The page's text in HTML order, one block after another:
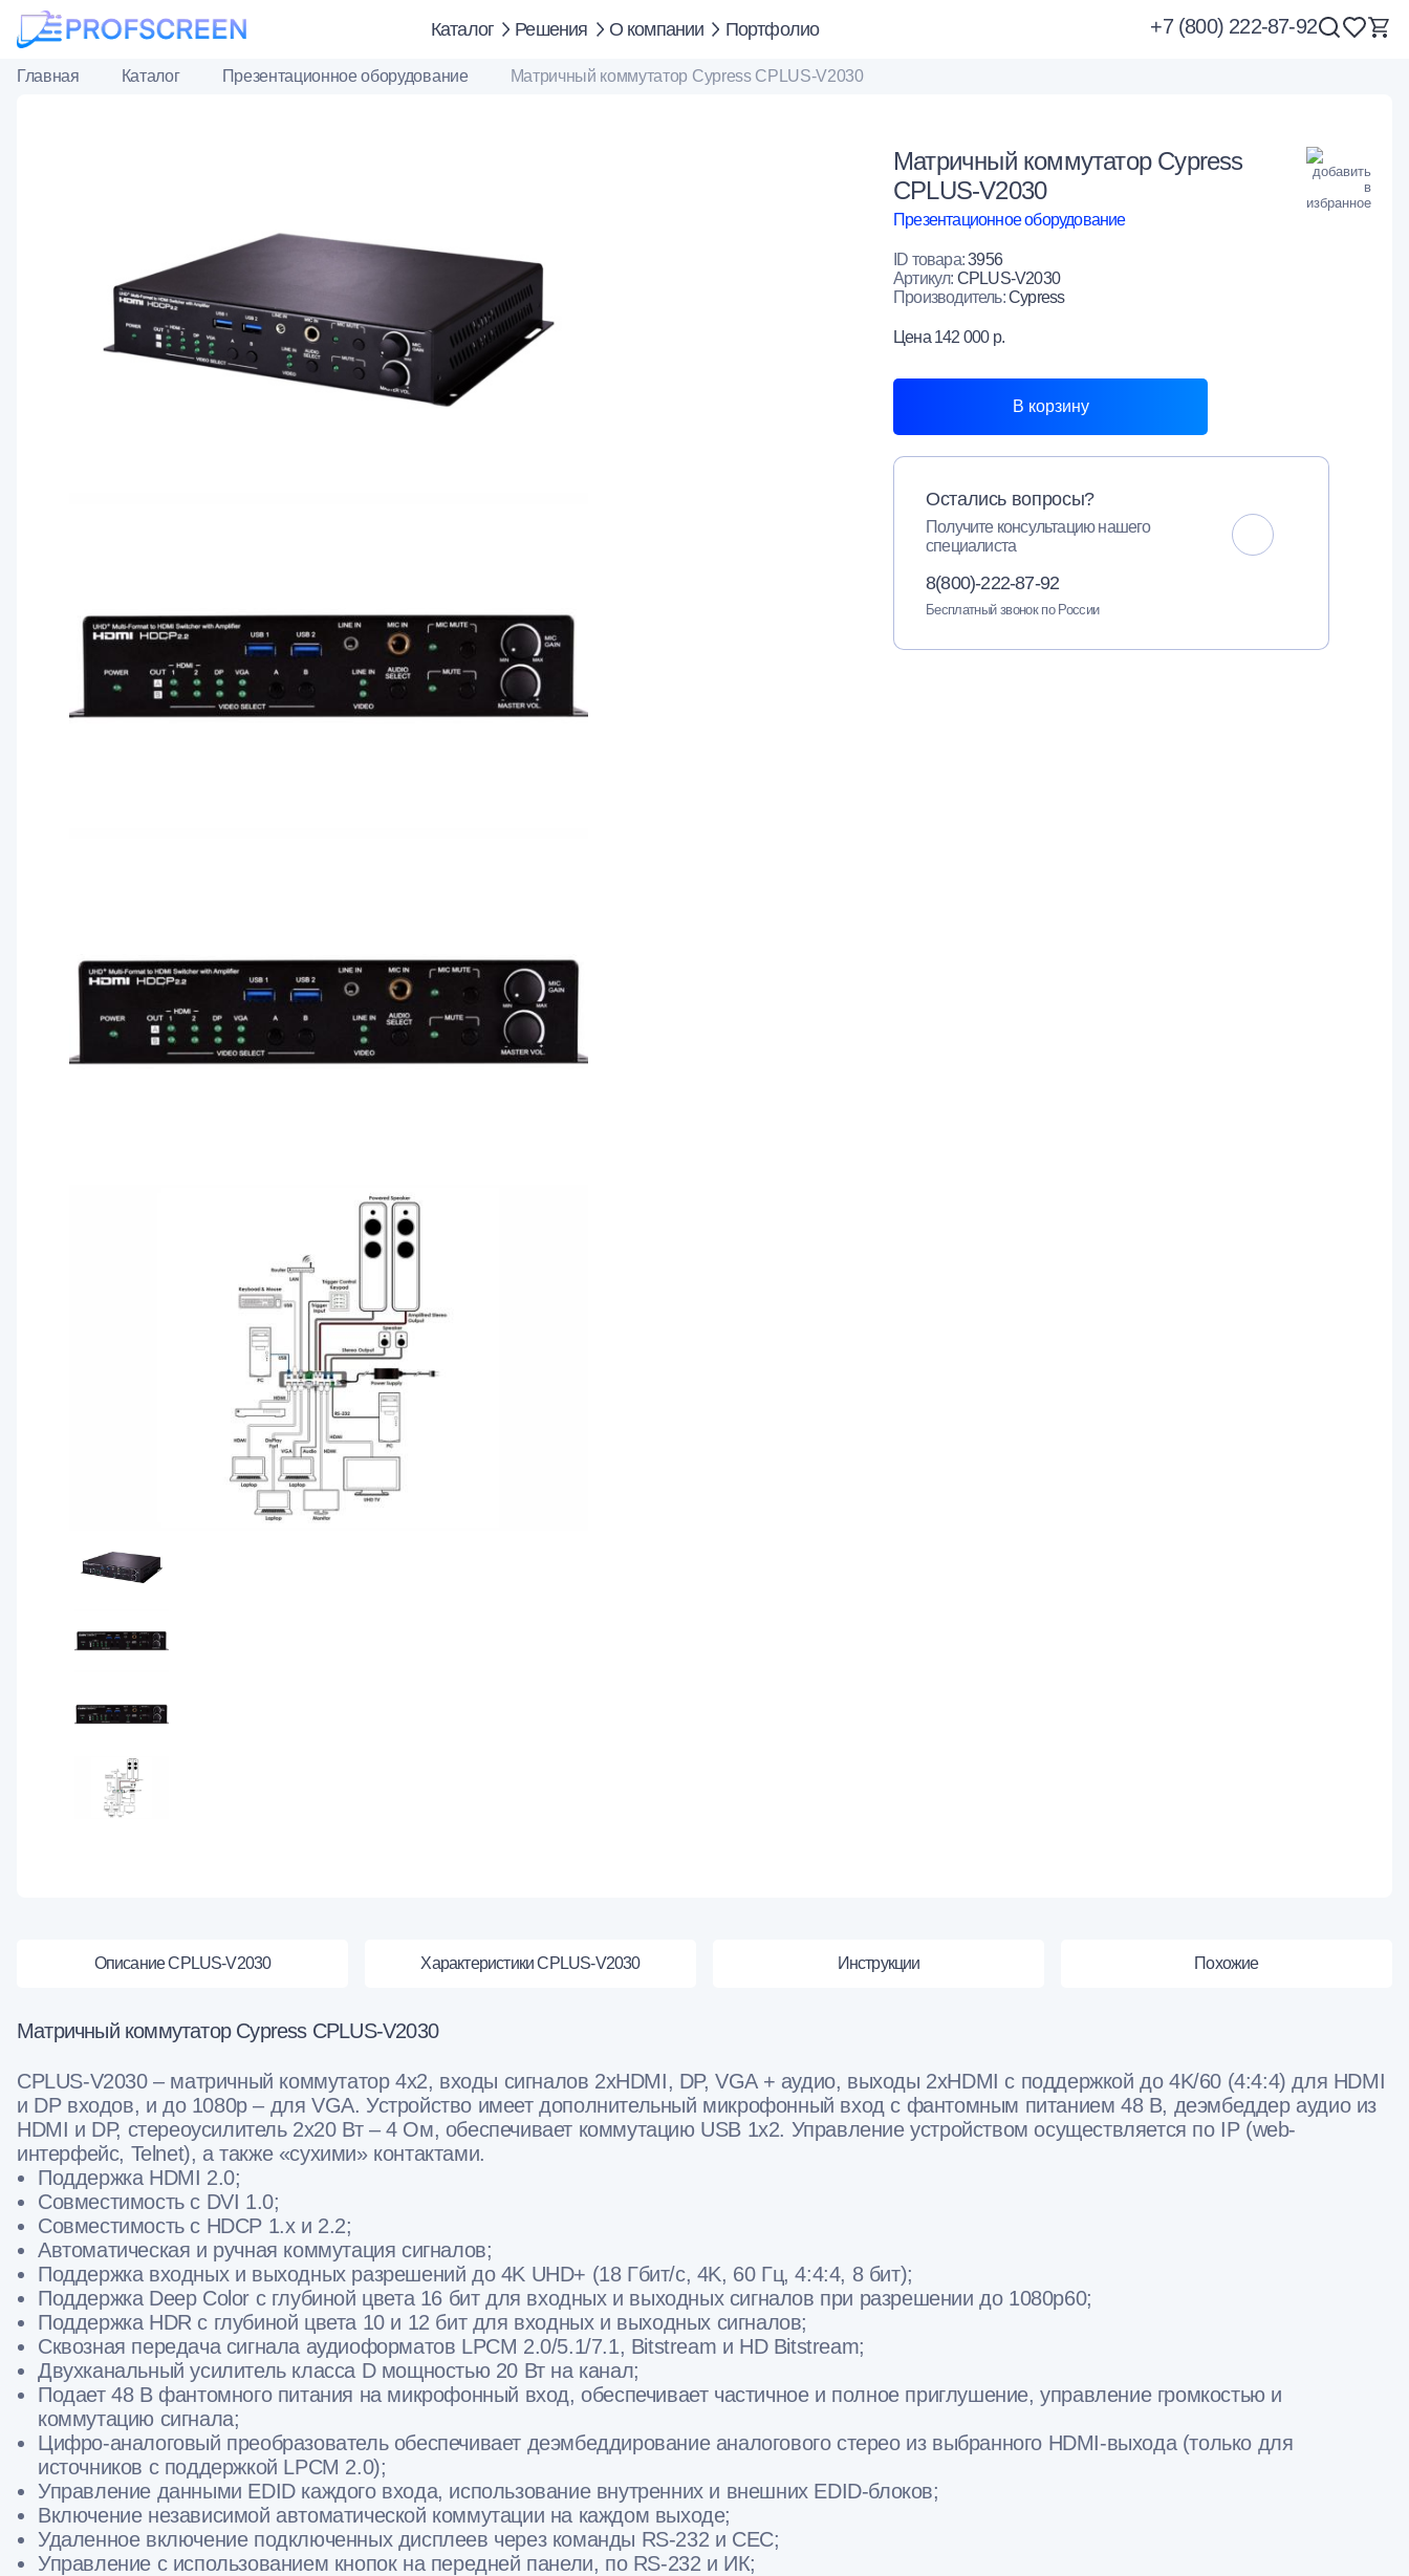
Каталог Решения О компании Портфолио +7 (800) 222-87-92
Главная Каталог Презентационное оборудование Матричный коммутатор Cypress CPLUS-V2030
Матричный коммутатор Cypress
CPLUS-V2030
Презентационное оборудование
ID товара:3956
Артикул: CPLUS-V2030
Производитель:Cypress
Цена 142 000 р.
В корзину
Остались вопросы?
Получите консультацию нашего
специалиста
8(800)-222-87-92
Бесплатный звонок по России
Описание CPLUS-V2030 Характеристики CPLUS-V2030 Инструкции Похожие
Матричный коммутатор Cypress CPLUS-V2030
CPLUS-V2030 – матричный коммутатор 4x2, входы сигналов 2xHDMI, DP, VGA + аудио, выходы 2xHDMI с поддержкой до 4K/60 (4:4:4) для HDMI
и DP входов, и до 1080p – для VGA. Устройство имеет дополнительный микрофонный вход с фантомным питанием 48 В, деэмбеддер аудио из
HDMI и DP, стереоусилитель 2х20 Вт – 4 Ом, обеспечивает коммутацию USB 1x2. Управление устройством осуществляется по IP (web-
интерфейс, Telnet), а также «сухими» контактами.
Поддержка HDMI 2.0;
Совместимость с DVI 1.0;
Совместимость с HDCP 1.x и 2.2;
Автоматическая и ручная коммутация сигналов;
Поддержка входных и выходных разрешений до 4K UHD+ (18 Гбит/с, 4K, 60 Гц, 4:4:4, 8 бит);
Поддержка Deep Color с глубиной цвета 16 бит для входных и выходных сигналов при разрешении до 1080p60;
Поддержка HDR с глубиной цвета 10 и 12 бит для входных и выходных сигналов;
Сквозная передача сигнала аудиоформатов LPCM 2.0/5.1/7.1, Bitstream и HD Bitstream;
Двухканальный усилитель класса D мощностью 20 Вт на канал;
Подает 48 В фантомного питания на микрофонный вход, обеспечивает частичное и полное приглушение, управление громкостью и
коммутацию сигнала;
Цифро-аналоговый преобразователь обеспечивает деэмбеддирование аналогового стерео из выбранного HDMI-выхода (только для
источников с поддержкой LPCM 2.0);
Управление данными EDID каждого входа, использование внутренних и внешних EDID-блоков;
Включение независимой автоматической коммутации на каждом выходе;
Удаленное включение подключенных дисплеев через команды RS-232 и CEC;
Управление с использованием кнопок на передней панели, по RS-232 и ИК;